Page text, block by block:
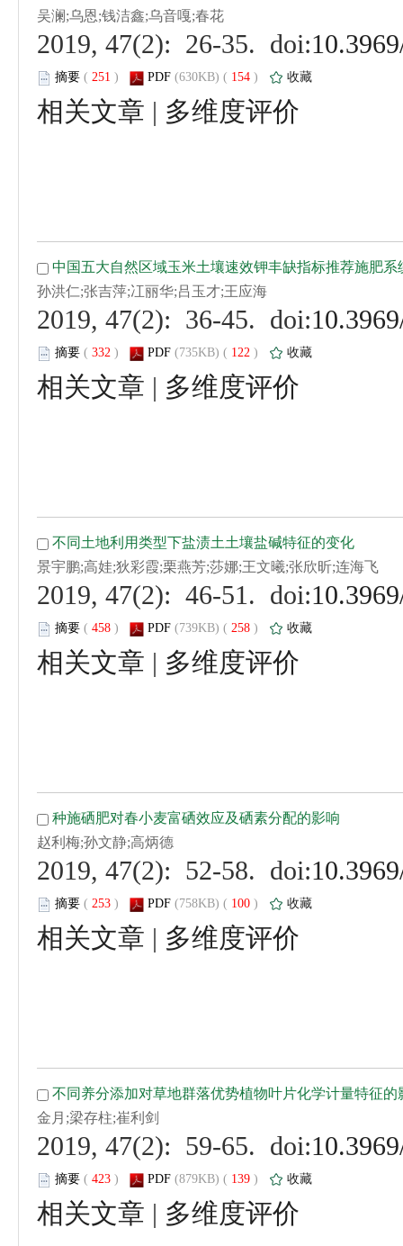
( ) 154 )
|
( ) 122 )
|
( ) 258 )
|
( ) 100 )
|
( ) 139 )
|